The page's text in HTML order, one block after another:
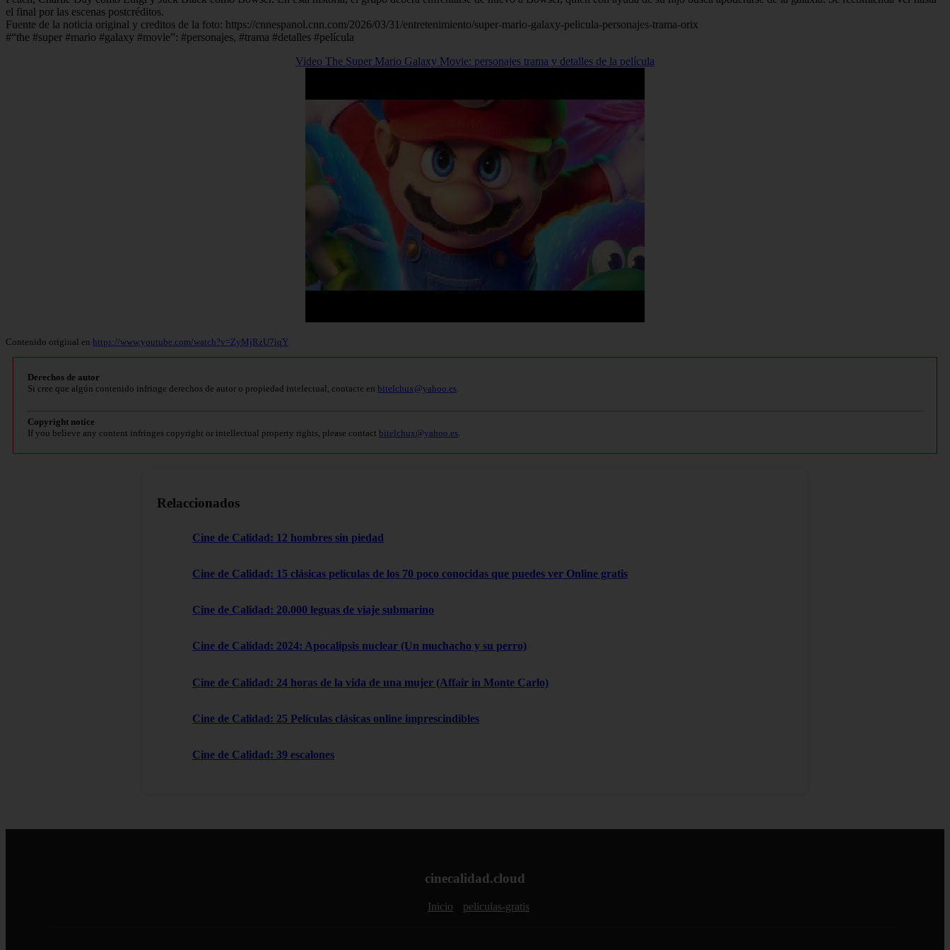
el final por las escenas postcréditos.
Fuente de la noticia original y creditos de la foto: https://cnnespanol.cnn.com/2026/03/31/entretenimiento/super-mario-galaxy-pelicula-personajes-trama-orix
#“the #super #mario #galaxy #movie”: #personajes, #trama #detalles #película
Video The Super Mario Galaxy Movie: personajes trama y detalles de la película
Contenido original en https://www.youtube.com/watch?v=ZyMjRzU7iqY
Derechos de autor
Si cree que algún contenido infringe derechos de autor o propiedad intelectual, contacte en bitelchux@yahoo.es.
Copyright notice
If you believe any content infringes copyright or intellectual property rights, please contact bitelchux@yahoo.es.
Relaccionados
Cine de Calidad: 12 hombres sin piedad
Cine de Calidad: 15 clásicas películas de los 70 poco conocidas que puedes ver Online gratis
Cine de Calidad: 20.000 leguas de viaje submarino
Cine de Calidad: 2024: Apocalipsis nuclear (Un muchacho y su perro)
Cine de Calidad: 24 horas de la vida de una mujer (Affair in Monte Carlo)
Cine de Calidad: 25 Películas clásicas online imprescindibles
Cine de Calidad: 39 escalones
cinecalidad.cloud
Inicio peliculas-gratis